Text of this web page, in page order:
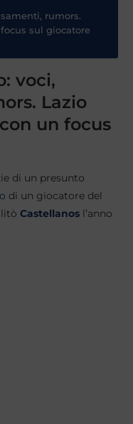
rumors.
sul giocatore
voci,
Lazio
un focus
di un presunto
di un giocatore del
Castellanos l’anno